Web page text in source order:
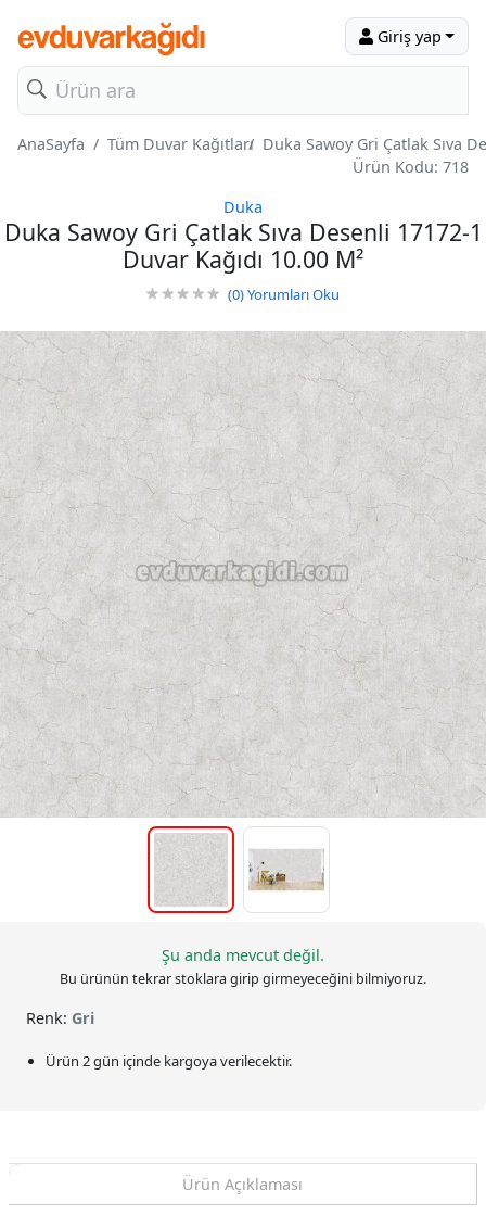
Giriş yap
AnaSayfa Tüm Duvar Kağıtları Duka Sawoy Gri Çatlak Sıva
Ürün Kodu: 718
Duka
Duka Sawoy Gri Çatlak Sıva Desenli 17172-1
Duvar Kağıdı 10.00 M²
(0)Yorumları Oku
Şu anda mevcut değil.
Bu ürünün tekrar stoklara girip girmeyeceğini bilmiyoruz.
Renk: Gri
Ürün 2 gün içinde kargoya verilecektir.
Ürün Açıklaması